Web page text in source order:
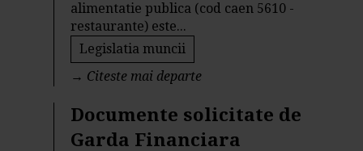
alimentatie publica (cod caen 5610 -
restaurante) este...
Legislatia muncii
→ Citeste mai departe
Documente solicitate de
Garda Financiara